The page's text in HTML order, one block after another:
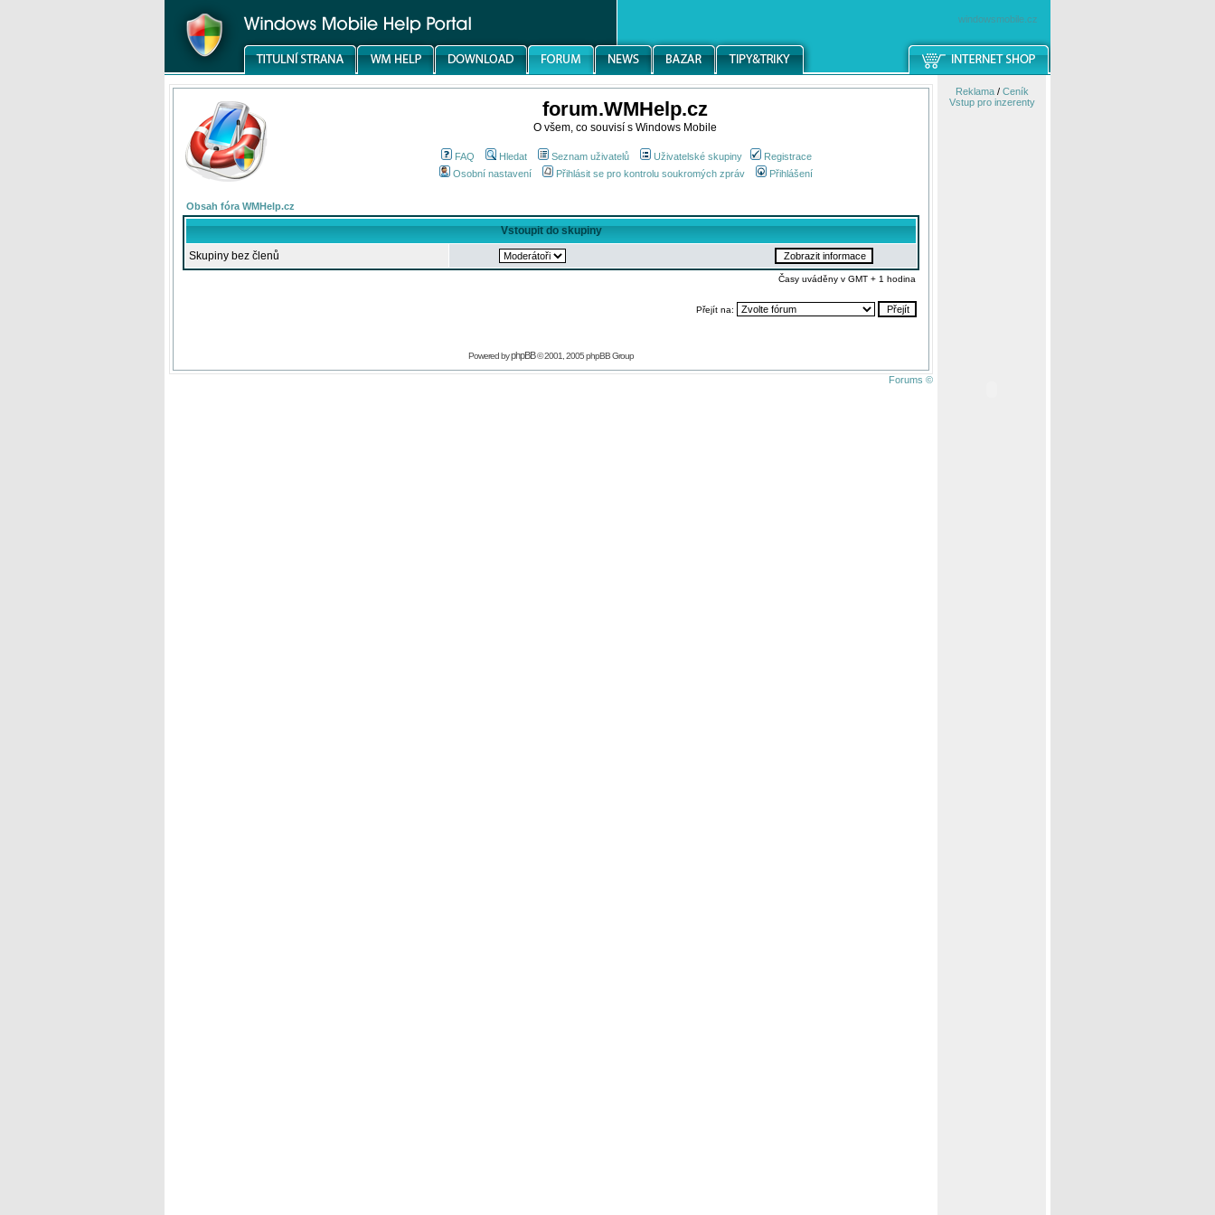
windowsmobile.cz
forum.WMHelp.cz
O všem, co souvisí s Windows Mobile
FAQ Hledat Seznam uživatelů Uživatelské skupiny
Registrace
Osobní nastavení
Přihlásit se pro kontrolu soukromých zpráv Přihlášení
Obsah fóra WMHelp.cz
Vstoupit do skupiny
Skupiny bez členů
Časy uváděny v GMT + 1 hodina
Přejít na:
Powered byphpBB© 2001, 2005 phpBB Group
Forums ©
Reklama/ Ceník
Vstup pro inzerenty